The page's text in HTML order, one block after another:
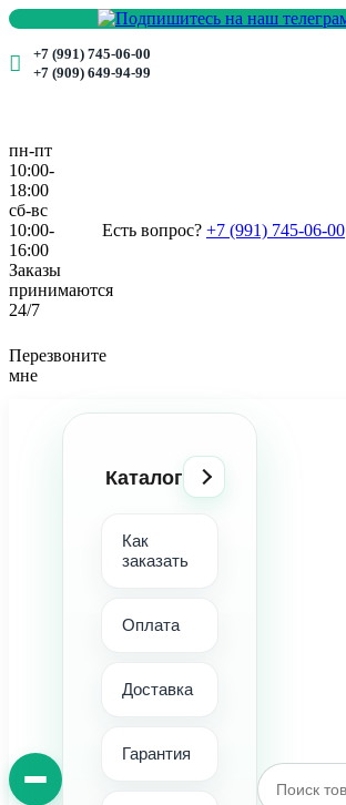
+7 (991) 745-06-00
+7 (909) 649-94-99
пн-пт
10:00-
18:00
сб-вс
10:00-
16:00
Заказы
принимаются
24/7
Есть вопрос? +7 (991) 745-06-00
Перезвоните
мне
Каталог
Как
заказать
Оплата
Доставка
Гарантия